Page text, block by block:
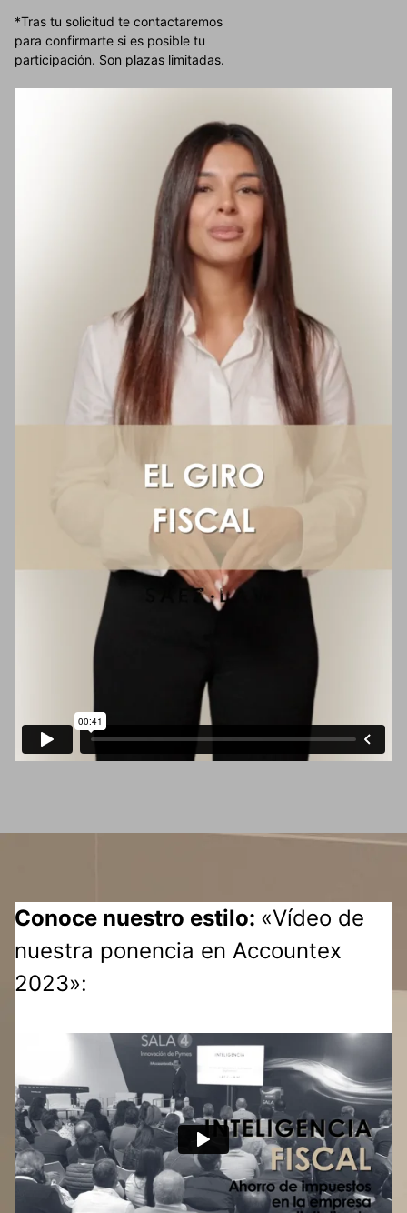
*Tras tu solicitud te contactaremos
para confirmarte si es posible tu
participación. Son plazas limitadas.
Conoce nuestro estilo: «Vídeo de
nuestra ponencia en Accountex
2023»: